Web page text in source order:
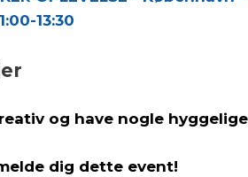
13:30
og have nogle
dig dette event!